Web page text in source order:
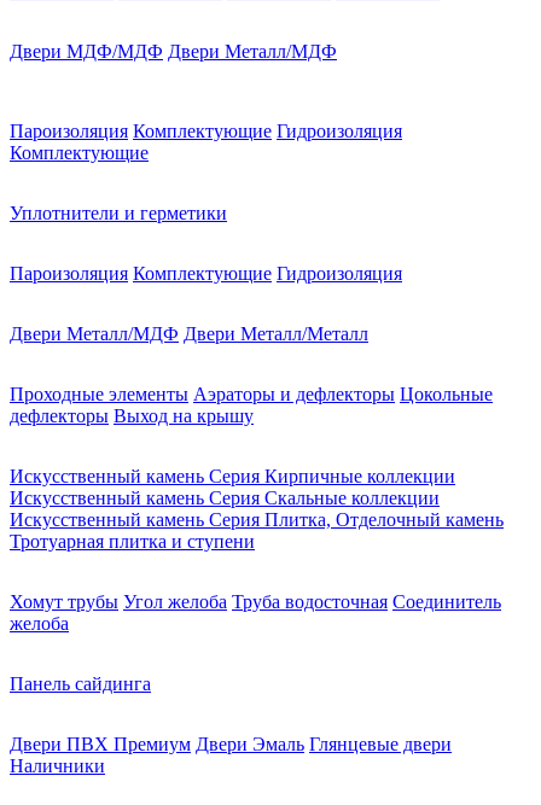
Двери МДФ/МДФ Двери Металл/МДФ
Пароизоляция Комплектующие Гидроизоляция
Комплектующие
Уплотнители и герметики
Пароизоляция Комплектующие Гидроизоляция
Двери Металл/МДФ Двери Металл/Металл
Проходные элементы Аэраторы и дефлекторы Цокольные
дефлекторы Выход на крышу
Искусственный камень Серия Кирпичные коллекции
Искусственный камень Серия Скальные коллекции
Искусственный камень Серия Плитка, Отделочный камень
Тротуарная плитка и ступени
Хомут трубы Угол желоба Труба водосточная Соединитель
желоба
Панель сайдинга
Двери ПВХ Премиум Двери Эмаль Глянцевые двери
Наличники